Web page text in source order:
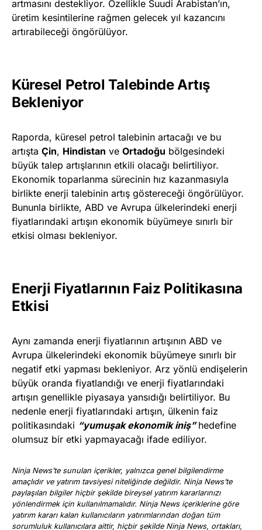
artmasını destekliyor. Özellikle Suudi Arabistan’ın,
üretim kesintilerine rağmen gelecek yıl kazancını
artırabileceği öngörülüyor.
Küresel Petrol Talebinde Artış
Bekleniyor
Raporda, küresel petrol talebinin artacağı ve bu
artışta Çin, Hindistan ve Ortadoğu bölgesindeki
büyük talep artışlarının etkili olacağı belirtiliyor.
Ekonomik toparlanma sürecinin hız kazanmasıyla
birlikte enerji talebinin artış göstereceği öngörülüyor.
Bununla birlikte, ABD ve Avrupa ülkelerindeki enerji
fiyatlarındaki artışın ekonomik büyümeye sınırlı bir
etkisi olması bekleniyor.
Enerji Fiyatlarının Faiz Politikasına
Etkisi
Aynı zamanda enerji fiyatlarının artışının ABD ve
Avrupa ülkelerindeki ekonomik büyümeye sınırlı bir
negatif etki yapması bekleniyor. Arz yönlü endişelerin
büyük oranda fiyatlandığı ve enerji fiyatlarındaki
artışın genellikle piyasaya yansıdığı belirtiliyor. Bu
nedenle enerji fiyatlarındaki artışın, ülkenin faiz
politikasındaki “yumuşak ekonomik iniş”hedefine
olumsuz bir etki yapmayacağı ifade ediliyor.
Ninja News’te sunulan içerikler, yalnızca genel bilgilendirme
amaçlıdır ve yatırım tavsiyesi niteliğinde değildir. Ninja News’te
paylaşılan bilgiler hiçbir şekilde bireysel yatırım kararlarınızı
yönlendirmek için kullanılmamalıdır. Ninja News içeriklerine göre
yatırım kararı kalan kullanıcıların yatırımlarından doğan tüm
sorumluluk kullanıcılara aittir, hiçbir şekilde Ninja News, ortakları,